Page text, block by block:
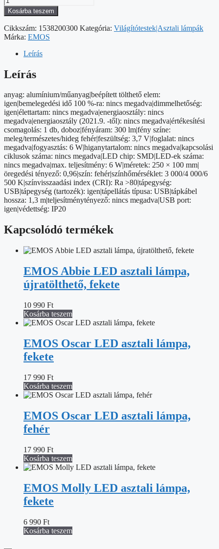
Abbie
LED
asztali
lámpa,
újratölthető,
fehér
Kosárba teszem
Cikkszám: 1538200300 Kategória: Világítótestek|Asztali lámpák
Márka: EMOS
Leírás
Leírás
anyag: alumínium/műanyag|beépített tölthető elem:
igen|bemelegedési idő 100 %-ra: nincs megadva|dimmelhetőség:
igen|élettartam: nincs megadva|energiaosztály: nincs
megadva|energiaosztály (2021.9. -től): nincs megadva|értékesítési
csomagolás: 1 db, doboz|fényáram: 300 lm|fény színe:
meleg/természetes/hideg fehér|feszültség: 3,7 V|foglalat: nincs
megadva|fogyasztás: 6 W|higanytartalom: nincs megadva|kapcsolási
ciklusok száma: nincs megadva|LED chip: SMD|LED-ek száma:
nincs megadva|max. teljesítmény: 6 W|méretek: 250 × 100 mm|
öregedési tényező: 0,96|szín: fehér|színhőmérséklet: 3 000/4 000/6
500 K|színvisszaadási index (CRI): Ra >80|tápegység:
USB|tápegység (tartozék): igen|tápellátás típusa: USB|tápkábel
hossza: 1,3 m|teljesítménytényező: nincs megadva|USB port:
igen|védettség: IP20
Kapcsolódó termékek
EMOS Abbie LED asztali lámpa,
újratölthető, fekete
10 990 Ft
Kosárba teszem
EMOS Oscar LED asztali lámpa,
fekete
17 990 Ft
Kosárba teszem
EMOS Oscar LED asztali lámpa,
fehér
17 990 Ft
Kosárba teszem
EMOS Molly LED asztali lámpa,
fekete
6 990 Ft
Kosárba teszem